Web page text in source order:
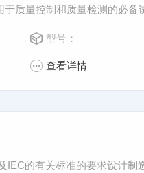
质量控制和质量检测的必备
型号：
查看详情